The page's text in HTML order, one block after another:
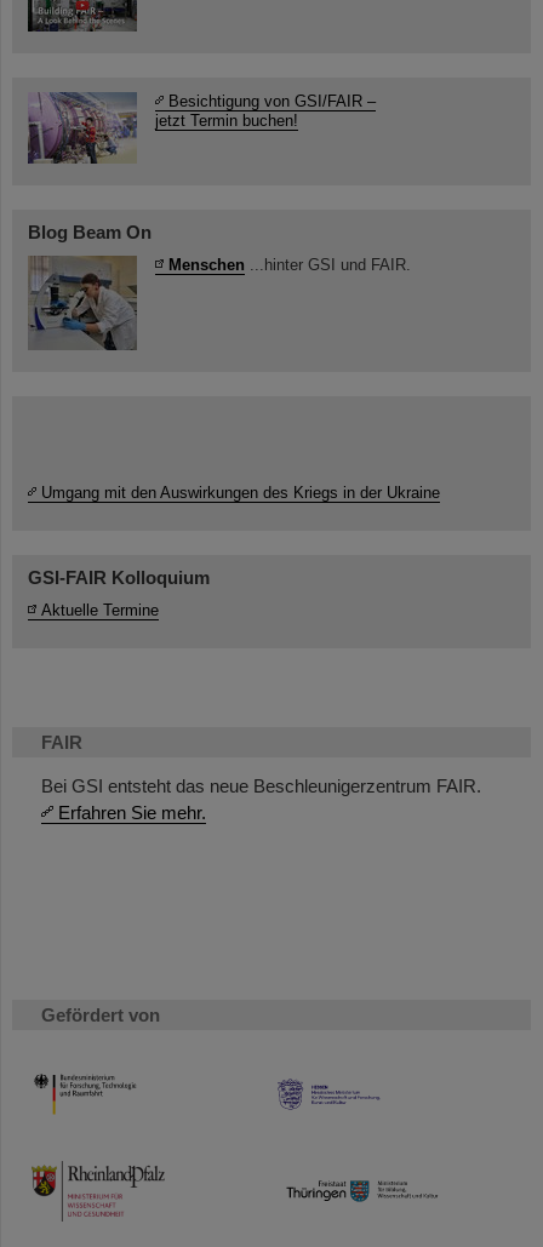
FAIR
Bei GSI entsteht das neue Beschleunigerzentrum FAIR.
Erfahren Sie mehr.
Gefördert von
HMWK
TMWWDG
Besichtigung von GSI/FAIR –
jetzt Termin buchen!
Blog Beam On
Menschen ...hinter GSI und FAIR.
Umgang mit den Auswirkungen des Kriegs in der Ukraine
GSI-FAIR Kolloquium
Aktuelle Termine